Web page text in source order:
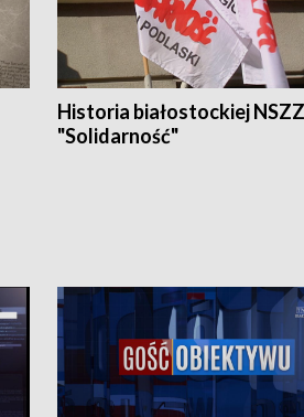
Historia białostockiej NSZZ
"Solidarność"